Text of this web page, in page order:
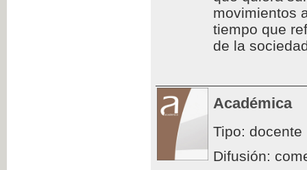
movimientos
tiempo que
de la
Académica
Tipo: docente
Difusión: